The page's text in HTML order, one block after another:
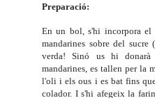
Preparació:
En un bol, s'hi incorpora el
mandarines sobre del
verda! Sinó us hi
mandarines, es tallen per la
l'oli i els ous i es bat fins
colador. I s'hi afegeix la